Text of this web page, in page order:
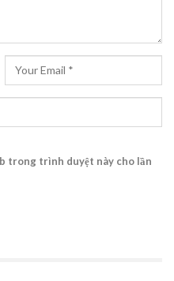
trong trình duyệt này cho lần